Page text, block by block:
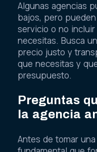
Algunas agencias
bajos, pero
servicio o no
necesitas. Busca
precio justo y
que necesitas y
presupuesto.
Preguntas
la agencia
Antes de tomar